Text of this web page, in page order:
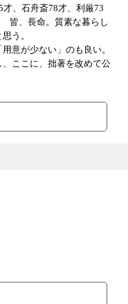
、石舟斎78才、利厳73
皆、長命。質素な暮らし
う。
が少ない」のも良い。
ここに、拙著を改めて公